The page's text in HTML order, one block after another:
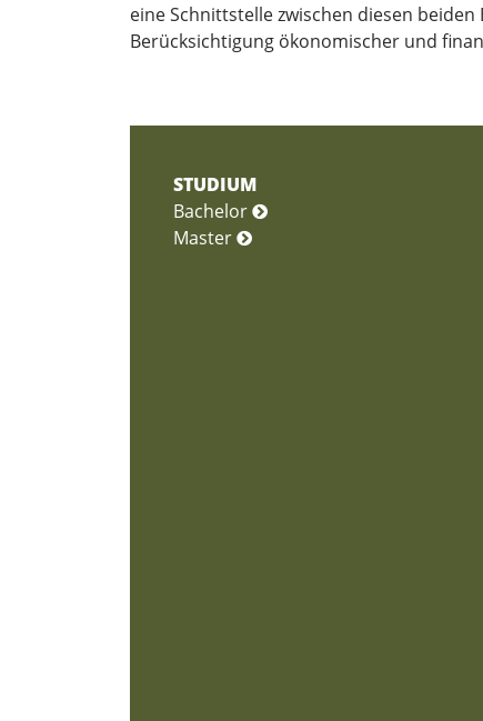
eine Schnittstelle zwischen diesen
Berücksichtigung ökonomischer und
STUDIUM
Bachelor
Master